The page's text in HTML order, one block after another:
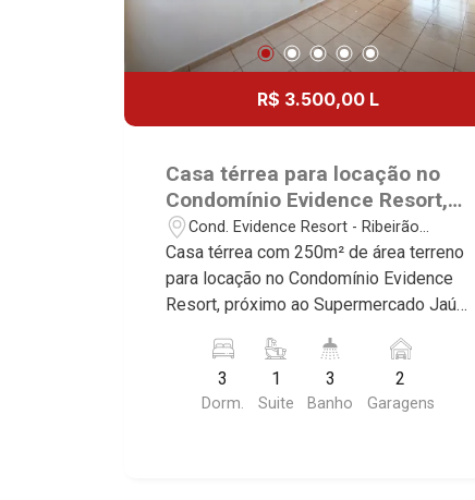
R$ 3.500,00 L
Casa térrea para locação no
Condomínio Evidence Resort,
próximo ao Supermercado Jaú
serve - Ribeirão Preto/SP.
Cond. Evidence Resort - Ribeirão
Preto/SP
Casa térrea com 250m² de área terreno
para locação no Condomínio Evidence
Resort, próximo ao Supermercado Jaú
Ribeirão Preto/SP. Conheça as
características deste imóvel que a
Martinelli Imobiliária selecionou para
3
Dorm.
1
Suite
3
Banho
2
Garagens